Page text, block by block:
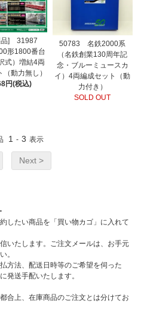
品] 31987
形1800番台
式）増結4両
動力無し）
円(税込)
50783 名鉄2000系
（名鉄創業130周年記
念・ブルーミュースカ
イ）4両編成セット（動
力付き）
SOLD OUT
1 - 3 表示
Next >
したい商品を「買い物カゴ」に入れて
いたします。ご注文メールは、お手元
。
方法、配送日時等のご希望を伺った
発送手配いたします。
合上、在庫商品のご注文とは分けてお